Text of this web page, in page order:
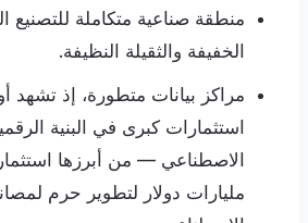
منطقة صناعية متكاملة للتصنيع
الخفيفة والثقيلة النظيفة.
مراكز بيانات متطورة، إذ تشهد
استثمارات كبرى في البنية
مليارات دولار لتطوير حرم